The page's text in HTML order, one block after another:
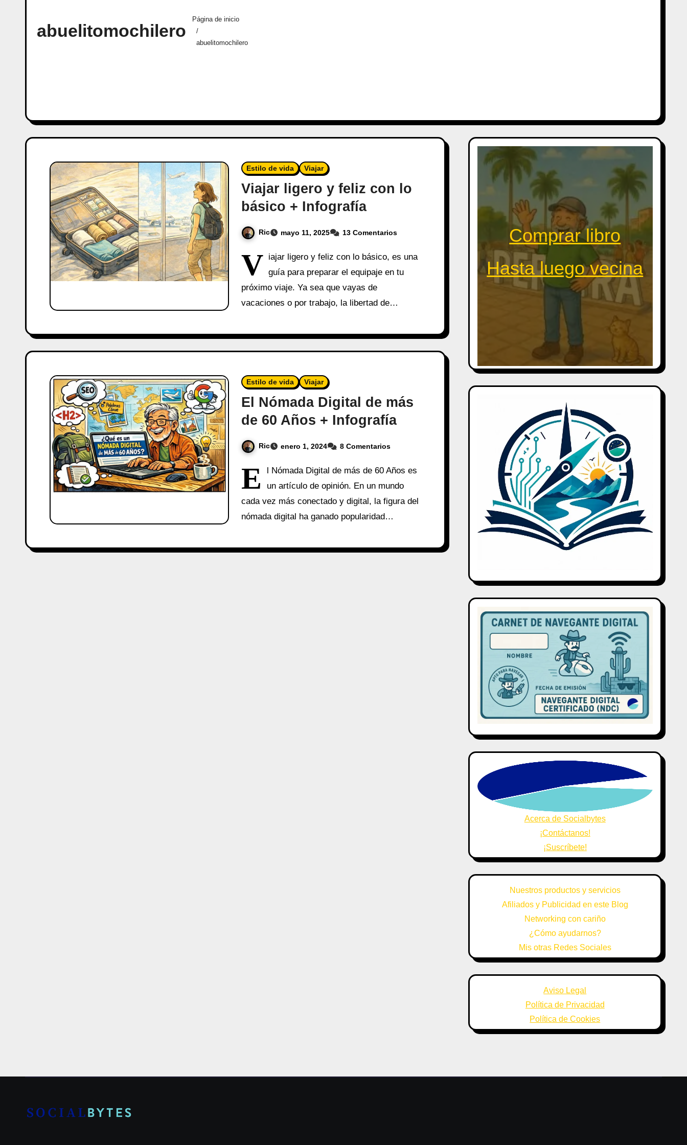
abuelitomochilero
Página de inicio
abuelitomochilero
Estilo de vida Viajar
Viajar ligero y feliz con lo
básico + Infografía
Ric mayo 11, 2025 13 Comentarios
V iajar ligero y feliz con lo básico, es una
guía para preparar el equipaje en tu
próximo viaje. Ya sea que vayas de
vacaciones o por trabajo, la libertad de…
Estilo de vida Viajar
El Nómada Digital de más
de 60 Años + Infografía
Ric enero 1, 2024 8 Comentarios
E
l Nómada Digital de más de 60 Años es
un artículo de opinión. En un mundo
cada vez más conectado y digital, la figura del
nómada digital ha ganado popularidad…
Comprar libro
Hasta luego vecina
Acerca de Socialbytes
¡Contáctanos!
¡Suscríbete!
Nuestros productos y servicios
Afiliados y Publicidad en este Blog
Networking con cariño
¿Cómo ayudarnos?
Mis otras Redes Sociales
Aviso Legal
Política de Privacidad
Política de Cookies